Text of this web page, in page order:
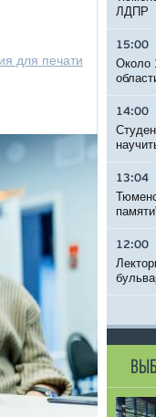
для печати
ЛДПР
15:00
Около
14:00
13:04
12:00